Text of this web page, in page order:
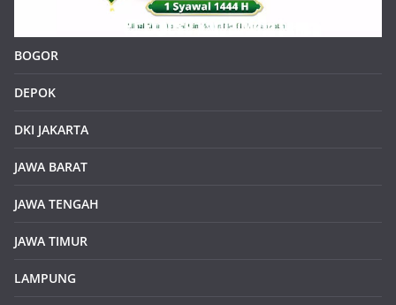
BOGOR
DEPOK
DKI JAKARTA
JAWA BARAT
JAWA TENGAH
JAWA TIMUR
LAMPUNG